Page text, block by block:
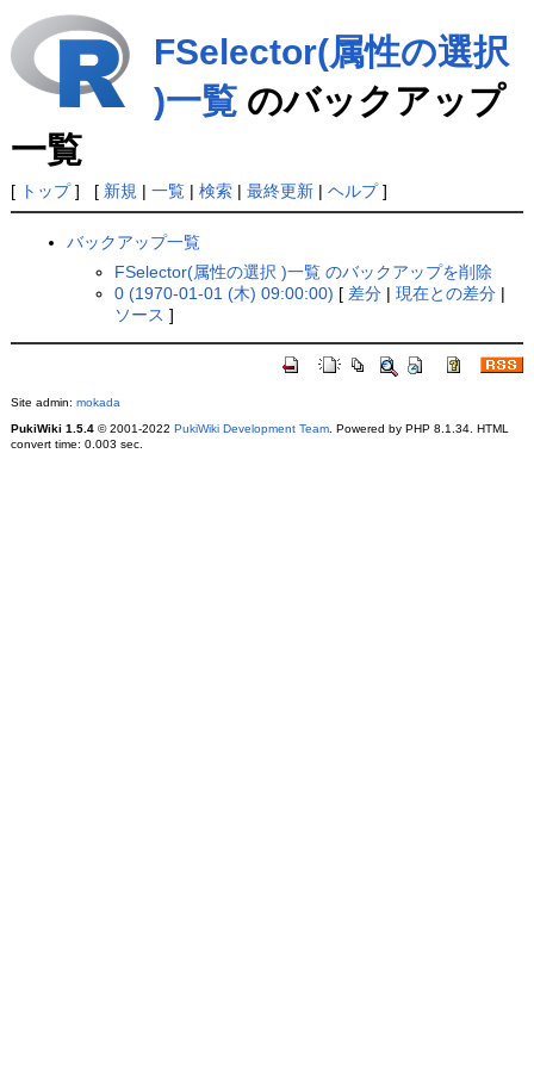
FSelector(属性の選択
)一覧のバックアップ
一覧
[ トップ] [ 新規 | 一覧| 検索| 最終更新| ヘルプ]
バックアップ一覧
FSelector(属性の選択 )一覧 のバックアップを削除
0 (1970-01-01 (木) 09:00:00) [ 差分 |現在との差分 |
ソース ]
Site admin: mokada
PukiWiki 1.5.4© 2001-2022 PukiWiki Development Team. Powered by PHP 8.1.34. HTML
convert time: 0.003 sec.